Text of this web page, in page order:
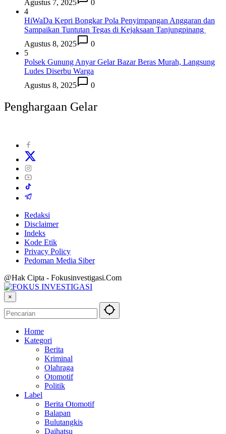
Agustus 7, 2025
0
4
HiWaDa Kepri Bongkar Pola Penyimpangan Anggaran dan
Sampaikan Tuntutan Tegas di Kejaksaan Tanjungpinang
Agustus 8, 2025
0
5
Polsek Gunung Anyar Gelar Bazar Beras Murah, Langsung
Ludes Diserbu Warga
Agustus 8, 2025
0
Penghargaan Gelar
Redaksi
Disclaimer
Indeks
Kode Etik
Privacy Policy
Pedoman Media Siber
@Hak Cipta - Fokusinvestigasi.Com
×
Home
Kategori
Berita
Kriminal
Olahraga
Otomotif
Politik
Label
Berita Otomotif
Balapan
Bulutangkis
Daihatsu